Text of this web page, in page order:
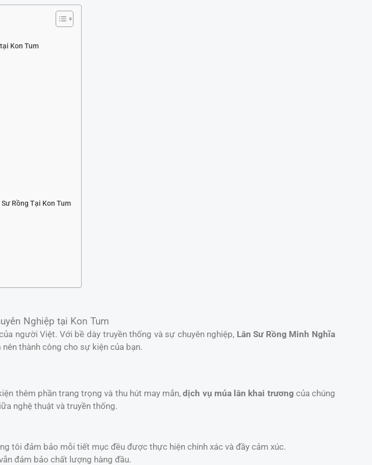
Kon Tum
Rồng Tại Kon Tum
Nghiệp tại Kon Tum
người Việt. Với bề dày truyền thống và sự chuyên nghiệp, Lân Sư Rồng Minh Nghĩa
thành công cho sự kiện của bạn.
thêm phần trang trọng và thu hút may mắn,dịch vụ múa lân khai trương của chúng
nghệ thuật và truyền thống.
tôi đảm bảo mỗi tiết mục đều được thực hiện chính xác và đầy cảm xúc.
đảm bảo chất lượng hàng đầu.